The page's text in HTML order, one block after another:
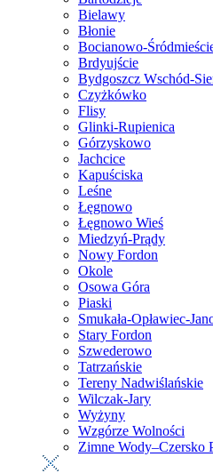
Bielawy
Błonie
Bocianowo-
Brdyujście
Bydgoszcz Wschód-
Czyżkówko
Flisy
Glinki-Rupienica
Górzyskowo
Jachcice
Kapuściska
Leśne
Łęgnowo
Łęgnowo Wieś
Miedzyń-Prądy
Nowy Fordon
Okole
Osowa Góra
Piaski
Smukała-Opławiec-
Stary Fordon
Szwederowo
Tatrzańskie
Tereny Nadwiślańskie
Wilczak-Jary
Wyżyny
Wzgórze Wolności
Zimne Wody–Czersko